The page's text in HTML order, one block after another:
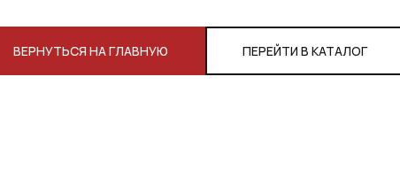
ВЕРНУТЬСЯ НА ГЛАВНУЮ ПЕРЕЙТИ В КАТАЛОГ